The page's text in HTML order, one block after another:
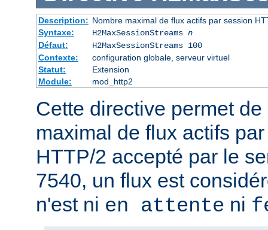
Description: Nombre maximal de flux actifs par session
Syntaxe:
H2MaxSessionStreams n
Défaut:
H2MaxSessionStreams 100
Contexte:
configuration globale, serveur virtuel
Statut:
Extension
Module:
mod_http2
Cette directive permet
maximal de flux actifs
HTTP/2 accepté par le
7540, un flux est
n'est ni en attente ni